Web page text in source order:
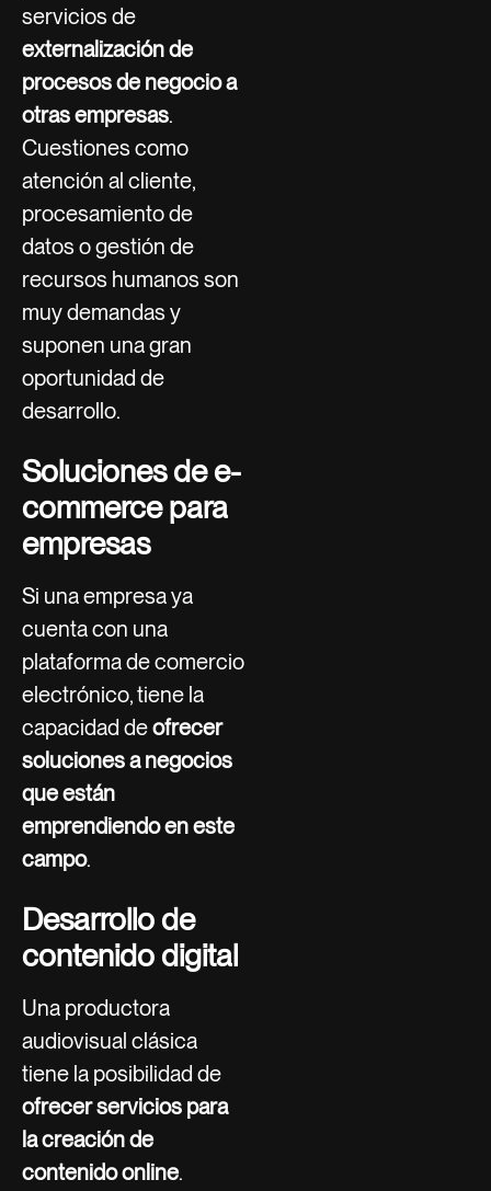
servicios de
externalización de
procesos de negocio a
otras empresas.
Cuestiones como
atención al cliente,
procesamiento de
datos o gestión de
recursos humanos son
muy demandas y
suponen una gran
oportunidad de
desarrollo.
Soluciones de e-
commerce para
empresas
Si una empresa ya
cuenta con una
plataforma de comercio
electrónico, tiene la
capacidad deofrecer
soluciones a negocios
que están
emprendiendo en este
campo.
Desarrollo de
contenido digital
Una productora
audiovisual clásica
tiene la posibilidad de
ofrecer servicios para
la creación de
contenido online.